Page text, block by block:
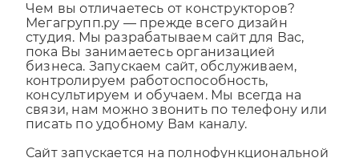
Чем вы отличаетесь от конструкторов?
Мегагрупп.ру — прежде всего дизайн
студия. Мы разрабатываем сайт для Вас,
пока Вы занимаетесь организацией
бизнеса. Запускаем сайт, обслуживаем,
контролируем работоспособность,
консультируем и обучаем. Мы всегда на
связи, нам можно звонить по телефону или